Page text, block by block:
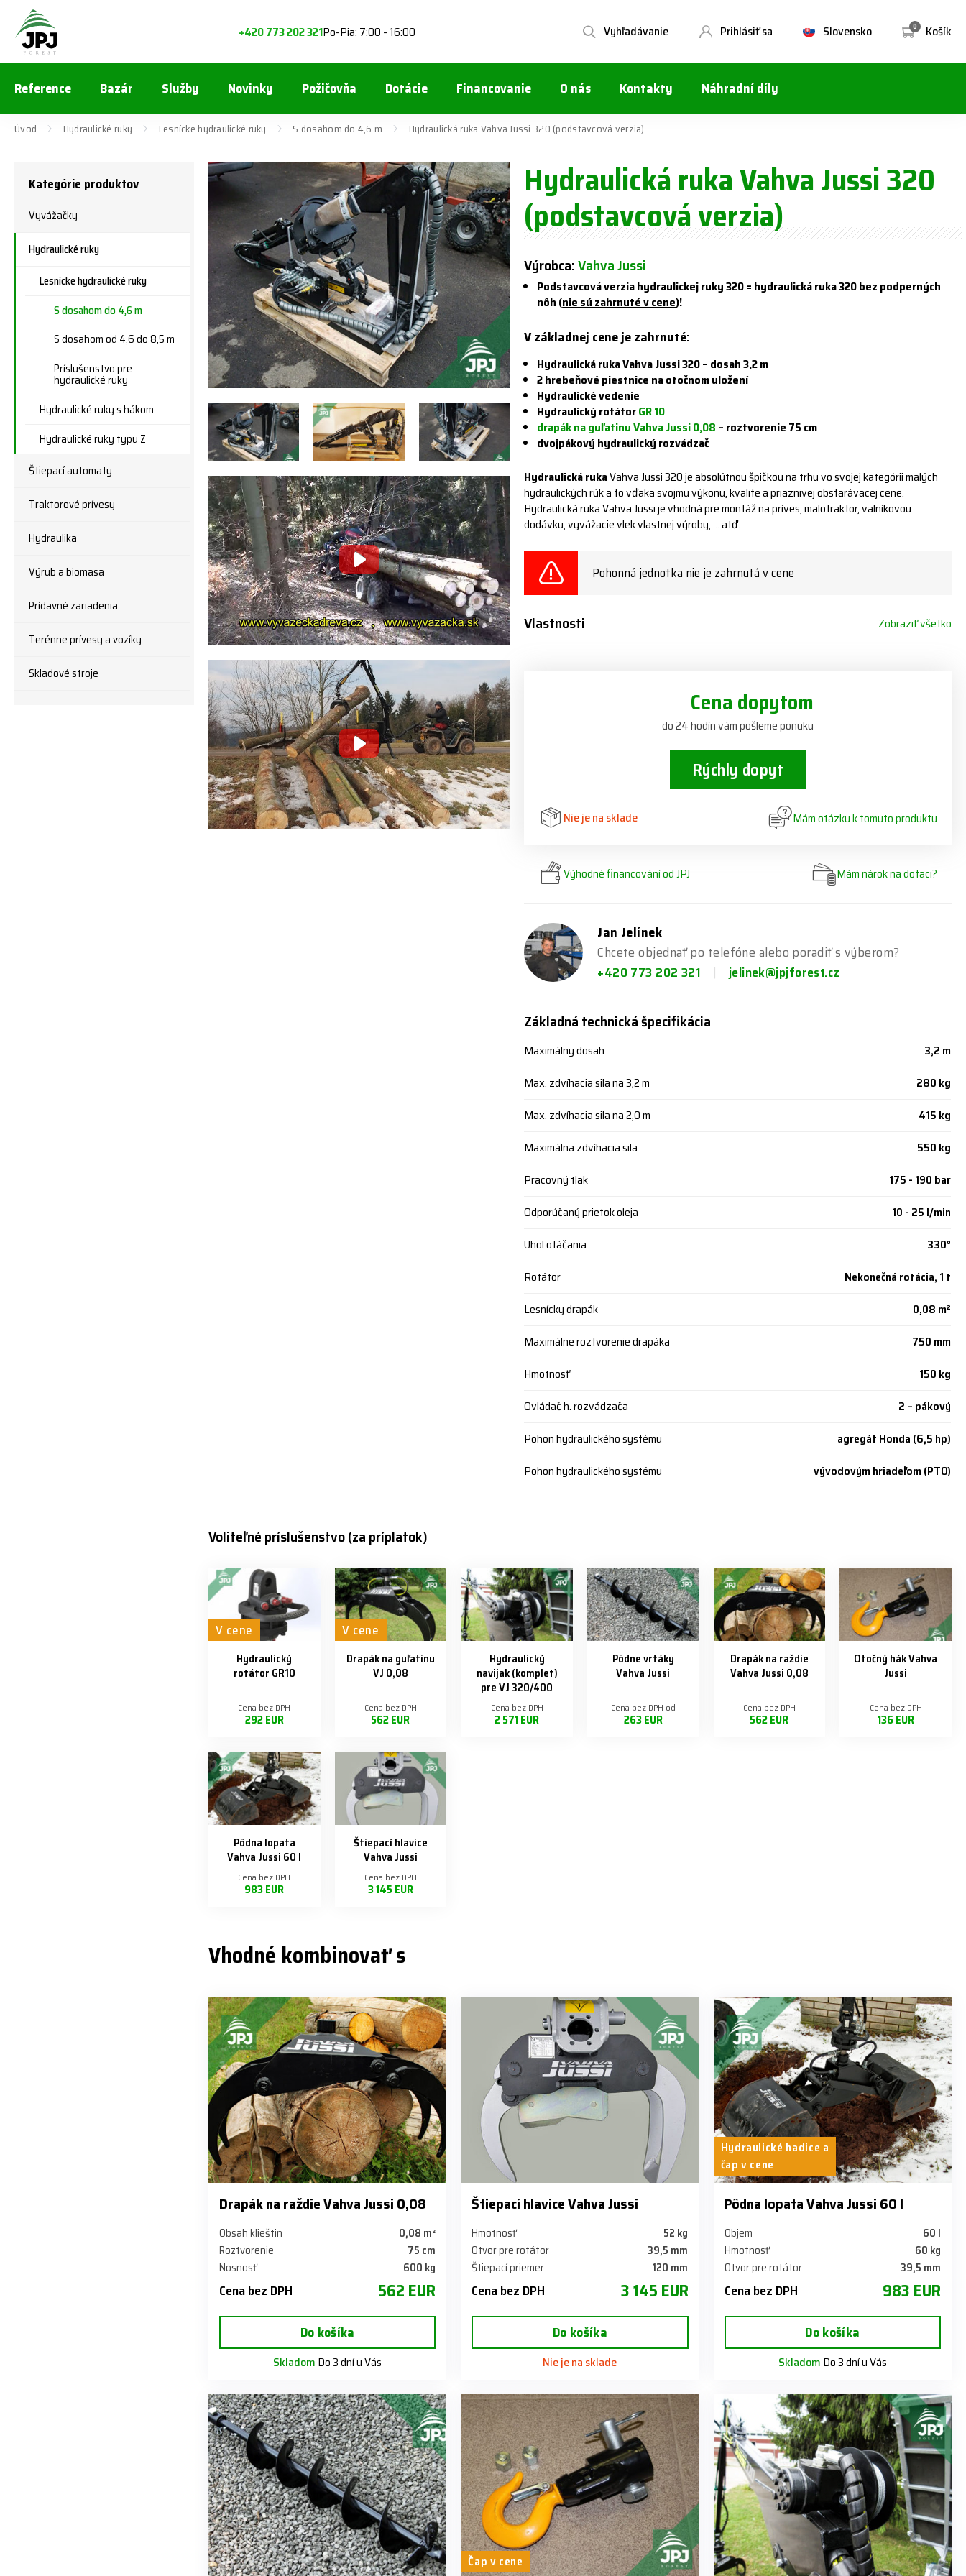
+420 773 202 321Po-Pia: 7:00 - 16:00 0 Košík
Slovensko
Prihlásiť sa
Vyhľadávanie
Reference Bazár Služby Novinky Požičovňa Dotácie Financovanie O nás Kontakty Náhradní díly
Úvod Hydraulické ruky Lesnícke hydraulické ruky S dosahom do 4,6 m Hydraulická ruka Vahva Jussi 320 (podstavcová verzia)
Kategórie produktov
Vyvážačky
Hydraulické ruky
Lesnícke hydraulické ruky
S dosahom do 4,6 m
S dosahom od 4,6 do 8,5 m
Príslušenstvo pre
hydraulické ruky
Hydraulické ruky s hákom
Hydraulické ruky typu Z
Štiepací automaty
Traktorové prívesy
Hydraulika
Výrub a biomasa
Prídavné zariadenia
Terénne prívesy a vozíky
Skladové stroje
Hydraulická ruka Vahva Jussi 320
(podstavcová verzia)
Výrobca:Vahva Jussi
Podstavcová verzia hydraulickej ruky 320 = hydraulická ruka 320 bez podperných
nôh (nie sú zahrnuté v cene)!
V základnej cene je zahrnuté:
Hydraulická ruka Vahva Jussi 320 – dosah 3,2 m
2 hrebeňové piestnice na otočnom uložení
Hydraulické vedenie
Hydraulický rotátorGR 10
drapák na guľatinu Vahva Jussi 0,08 – roztvorenie 75 cm
dvojpákový hydraulický rozvádzač
Hydraulická rukaVahva Jussi 320 je absolútnou špičkou na trhu vo svojej kategórii malých
hydraulických rúk a to vďaka svojmu výkonu, kvalite a priaznivej obstarávacej cene.
Hydraulická ruka Vahva Jussi je vhodná pre montáž na príves, malotraktor, valníkovou
dodávku, vyvážacie vlek vlastnej výroby, … atď.
Pohonná jednotka nie je zahrnutá v cene
Vlastnosti Zobraziť všetko
Cena dopytom
do 24 hodín vám pošleme ponuku
Rýchly dopyt
Nie je na sklade Mám otázku k tomuto produktu
Výhodné financování od JPJ Mám nárok na dotaci?
Jan Jelínek
Chcete objednať po telefóne alebo poradiť s výberom?
+420 773 202 321
jelinek@jpjforest.cz
Základná technická špecifikácia
Maximálny dosah
3,2 m
Max. zdvíhacia sila na 3,2 m
280 kg
Max. zdvíhacia sila na 2,0 m
415 kg
Maximálna zdvíhacia sila
550 kg
Pracovný tlak
175 - 190 bar
Odporúčaný prietok oleja
10 - 25 l/min
Uhol otáčania
330°
Rotátor
Nekonečná rotácia, 1 t
Lesnícky drapák
0,08 m²
Maximálne roztvorenie drapáka
750 mm
Hmotnosť
150 kg
Ovládač h. rozvádzača
2 – pákový
Pohon hydraulického systému
agregát Honda (6,5 hp)
Pohon hydraulického systému
vývodovým hriadeľom (PTO)
Voliteľné príslušenstvo (za príplatok)
V cene
Hydraulický
rotátor GR10
Cena bez DPH
292 EUR
V cene
Drapák na guľatinu
VJ 0,08
Cena bez DPH
562 EUR
Hydraulický
navijak (komplet)
pre VJ 320/400
Cena bez DPH
2 571 EUR
Pôdne vrtáky
Vahva Jussi
Cena bez DPH od
263 EUR
Drapák na raždie
Vahva Jussi 0,08
Cena bez DPH
562 EUR
Otočný hák Vahva
Jussi
Cena bez DPH
136 EUR
Pôdna lopata
Vahva Jussi 60 l
Cena bez DPH
983 EUR
Štiepací hlavice
Vahva Jussi
Cena bez DPH
3 145 EUR
Vhodné kombinovať s
Drapák na raždie Vahva Jussi 0,08
Obsah klieštin
0,08 m²
Roztvorenie
75 cm
Nosnosť
600 kg
Cena bez DPH 562 EUR
Do košíka
Skladom Do 3 dní u Vás
Štiepací hlavice Vahva Jussi
Hmotnosť
52 kg
Otvor pre rotátor
39,5 mm
Štiepací priemer
120 mm
Cena bez DPH 3 145 EUR
Do košíka
Nie je na sklade
Hydraulické hadice a
čap v cene
Pôdna lopata Vahva Jussi 60 l
Objem
60 l
Hmotnosť
60 kg
Otvor pre rotátor
39,5 mm
Cena bez DPH 983 EUR
Do košíka
Skladom Do 3 dní u Vás
Čap v cene